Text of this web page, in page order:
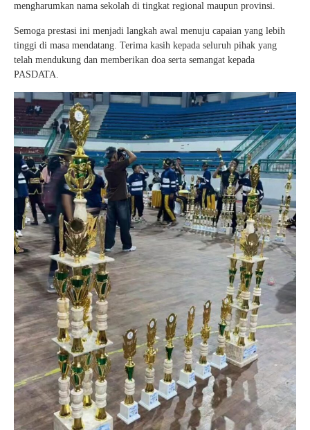
mengharumkan nama sekolah di tingkat regional maupun provinsi.
Semoga prestasi ini menjadi langkah awal menuju capaian yang lebih
tinggi di masa mendatang. Terima kasih kepada seluruh pihak yang
telah mendukung dan memberikan doa serta semangat kepada
PASDATA.